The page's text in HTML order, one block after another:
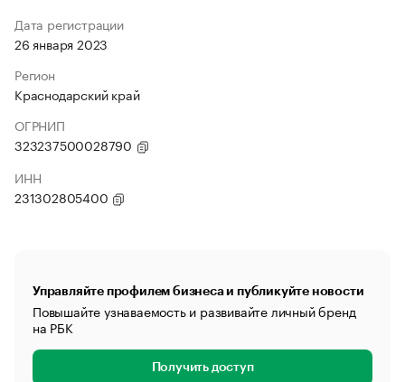
Дата регистрации
26 января 2023
Регион
Краснодарский край
ОГРНИП
323237500028790
ИНН
231302805400
Управляйте профилем бизнеса и публикуйте новости
Повышайте узнаваемость и развивайте личный бренд
на РБК
Получить доступ